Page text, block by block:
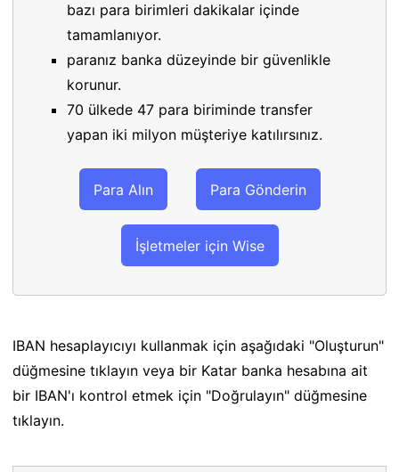
bazı para birimleri dakikalar içinde
tamamlanıyor.
paranız banka düzeyinde bir güvenlikle
korunur.
70 ülkede 47 para biriminde transfer
yapan iki milyon müşteriye katılırsınız.
Para Alın Para Gönderin
İşletmeler için Wise
IBAN hesaplayıcıyı kullanmak için aşağıdaki "Oluşturun"
düğmesine tıklayın veya bir Katar banka hesabına ait
bir IBAN'ı kontrol etmek için "Doğrulayın" düğmesine
tıklayın.